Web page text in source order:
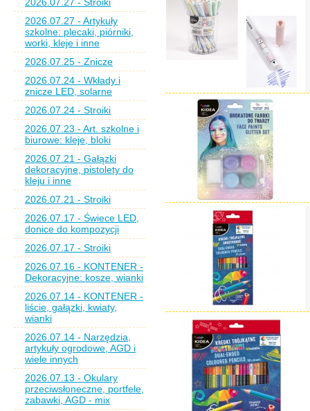
2026.07.27 - Artykuły
szkolne: plecaki, piórniki,
worki, kleje i inne
2026.07.25 - Znicze
2026.07.24 - Wkłady i
znicze LED, solarne
2026.07.24 - Stroiki
2026.07.23 - Art. szkolne i
biurowe: kleje, bloki
2026.07.21 - Gałązki
dekoracyjne, pistolety do
kleju i inne
2026.07.21 - Stroiki
2026.07.17 - Świece LED,
donice do kompozycji
2026.07.17 - Stroiki
2026.07.16 - KONTENER -
Dekoracyjne: kosze, wianki
2026.07.14 - KONTENER -
liście, gałązki, kwiaty,
wianki
2026.07.14 - Narzędzia,
artykuły ogrodowe, AGD i
wiele innych
2026.07.13 - Okulary
przeciwsłoneczne, portfele,
zabawki, AGD - mix